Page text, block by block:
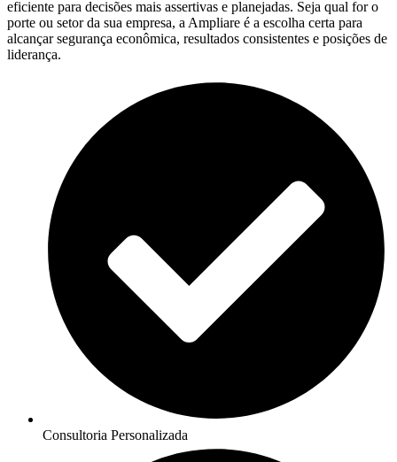
eficiente para decisões mais assertivas e planejadas. Seja qual for o
porte ou setor da sua empresa, a Ampliare é a escolha certa para
alcançar segurança econômica, resultados consistentes e posições de
liderança.
Consultoria Personalizada